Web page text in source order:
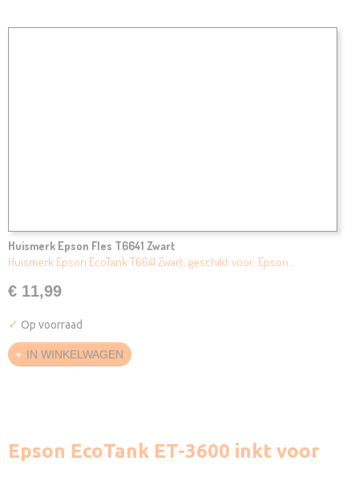
Huismerk Epson Fles T6641 Zwart
Huismerk Epson EcoTank T6641 Zwart, geschikt voor: Epson…
€ 11,99
✓ Op voorraad
IN WINKELWAGEN
Epson EcoTank ET-3600 inkt voor